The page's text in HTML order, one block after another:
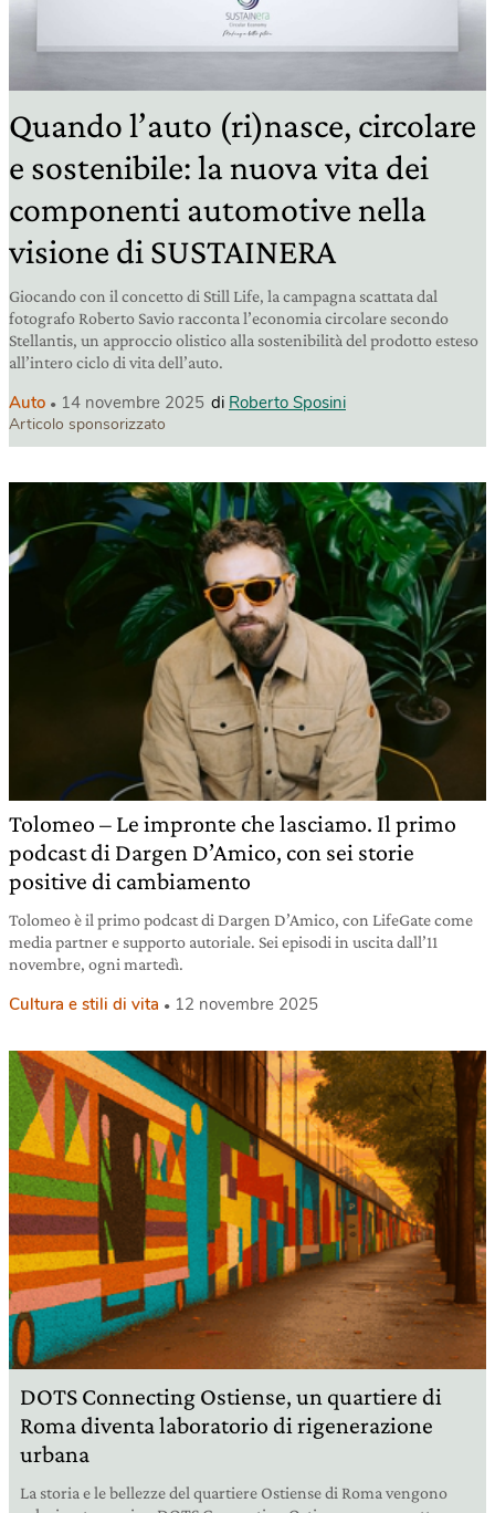
Quando l’auto (ri)nasce, circolare
e sostenibile: la nuova vita dei
componenti automotive nella
visione di SUSTAINERA
Giocando con il concetto di Still Life, la campagna scattata dal
fotografo Roberto Savio racconta l’economia circolare secondo
Stellantis, un approccio olistico alla sostenibilità del prodotto esteso
all’intero ciclo di vita dell’auto.
Auto 14 novembre 2025 di Roberto Sposini
Articolo sponsorizzato
Tolomeo – Le impronte che lasciamo. Il primo
podcast di Dargen D’Amico, con sei storie
positive di cambiamento
Tolomeo è il primo podcast di Dargen D’Amico, con LifeGate come
media partner e supporto autoriale. Sei episodi in uscita dall’11
novembre, ogni martedì.
Cultura e stili di vita 12 novembre 2025
DOTS Connecting Ostiense, un quartiere di
Roma diventa laboratorio di rigenerazione
urbana
La storia e le bellezze del quartiere Ostiense di Roma vengono